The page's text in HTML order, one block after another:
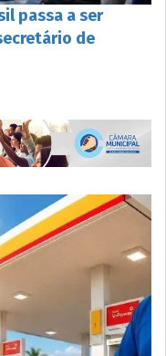
passa a ser
de